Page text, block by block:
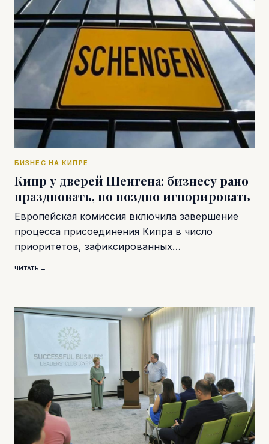
БИЗНЕС НА КИПРЕ
Кипр у дверей Шенгена: бизнесу рано
праздновать, но поздно игнорировать
Европейская комиссия включила завершение
процесса присоединения Кипра в число
приоритетов, зафиксированных…
ЧИТАТЬ →